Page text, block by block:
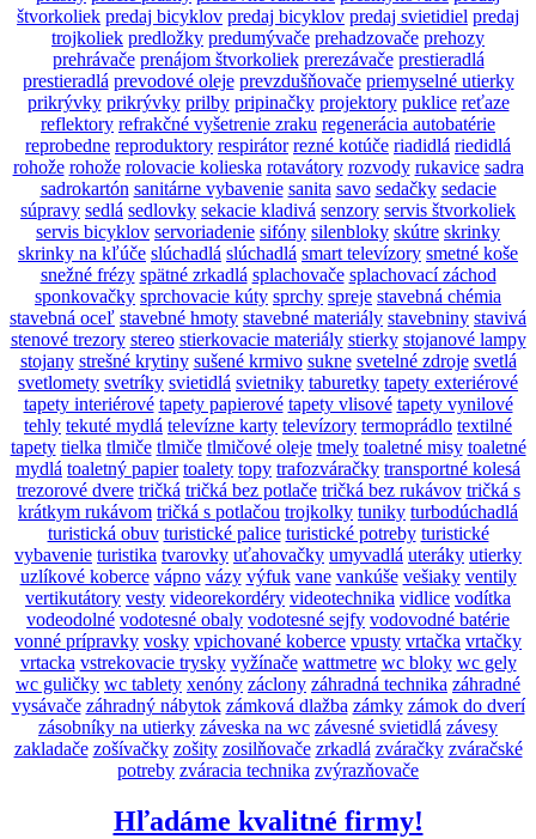
štvorkoliek predaj bicyklov predaj bicyklov predaj svietidiel predaj
trojkoliek predložky predumývače prehadzovače prehozy
prehrávače prenájom štvorkoliek prerezávače prestieradlá
prestieradlá prevodové oleje prevzdušňovače priemyselné utierky
prikrývky prikrývky prilby pripinačky projektory puklice reťaze
reflektory refrakčné vyšetrenie zraku regenerácia autobatérie
reprobedne reproduktory respirátor rezné kotúče riadidlá riedidlá
rohože rohože rolovacie kolieska rotavátory rozvody rukavice sadra
sadrokartón sanitárne vybavenie sanita savo sedačky sedacie
súpravy sedlá sedlovky sekacie kladivá senzory servis štvorkoliek
servis bicyklov servoriadenie sifóny silenbloky skútre skrinky
skrinky na kľúče slúchadlá slúchadlá smart televízory smetné koše
snežné frézy spätné zrkadlá splachovače splachovací záchod
sponkovačky sprchovacie kúty sprchy spreje stavebná chémia
stavebná oceľ stavebné hmoty stavebné materiály stavebniny stavivá
stenové trezory stereo stierkovacie materiály stierky stojanové lampy
stojany strešné krytiny sušené krmivo sukne svetelné zdroje svetlá
svetlomety svetríky svietidlá svietniky taburetky tapety exteriérové
tapety interiérové tapety papierové tapety vlisové tapety vynilové
tehly tekuté mydlá televízne karty televízory termoprádlo textilné
tapety tielka tlmiče tlmiče tlmičové oleje tmely toaletné misy toaletné
mydlá toaletný papier toalety topy trafozváračky transportné kolesá
trezorové dvere tričká tričká bez potlače tričká bez rukávov tričká s
krátkym rukávom tričká s potlačou trojkolky tuniky turbodúchadlá
turistická obuv turistické palice turistické potreby turistické
vybavenie turistika tvarovky uťahovačky umyvadlá uteráky utierky
uzlíkové koberce vápno vázy výfuk vane vankúše vešiaky ventily
vertikutátory vesty videorekordéry videotechnika vidlice vodítka
vodeodolné vodotesné obaly vodotesné sejfy vodovodné batérie
vonné prípravky vosky vpichované koberce vpusty vrtačka vrtačky
vrtacka vstrekovacie trysky vyžínače wattmetre wc bloky wc gely
wc guličky wc tablety xenóny záclony záhradná technika záhradné
vysávače záhradný nábytok zámková dlažba zámky zámok do dverí
zásobníky na utierky záveska na wc závesné svietidlá závesy
zakladače zošívačky zošity zosilňovače zrkadlá zváračky zváračské
potreby zváracia technika zvýrazňovače
Hľadáme kvalitné firmy!